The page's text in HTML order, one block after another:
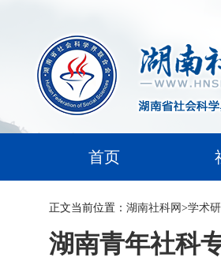
首页
当前位置： 湖南社科网 >学术
正文
湖南青年社科